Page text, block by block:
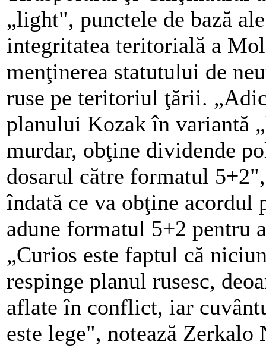
„light", punctele de bază
integritatea teritorială a
menţinerea statutului de
ruse pe teritoriul ţării.
planului Kozak în variantă
murdar, obţine dividende
dosarul către formatul
îndată ce va obţine
adune formatul 5+2 pentru
„Curios este faptul că
respinge planul rusesc,
aflate în conflict, iar
este lege", notează Zerkalo